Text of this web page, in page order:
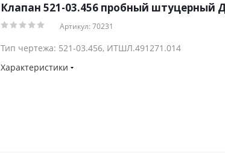
Клапан 521-03.456 пробный штуцерный
Артикул: 70231
Тип чертежа: 521-03.456, ИТШЛ.491271.014
Характеристики